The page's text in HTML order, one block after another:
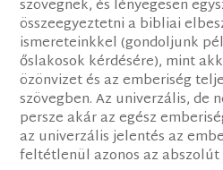
szövegnek, és lényegesen
összeegyeztetni a bibliai
ismereteinkkel (gondoljunk
őslakosok kérdésére), mint
özönvizet és az emberiség
szövegben. Az univerzális, de
persze akár az egész
az univerzális jelentés az
feltétlenül azonos az abszolút